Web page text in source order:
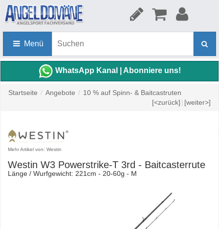
Menü
WhatsApp Kanal | Abonniere uns!
Startseite / Angebote / 10 % auf Spinn- & Baitcastruten
[<zurück] | [weiter>]
Mehr Artikel von: Westin
Westin W3 Powerstrike-T 3rd - Baitcasterrute
Länge / Wurfgewicht: 221cm - 20-60g - M